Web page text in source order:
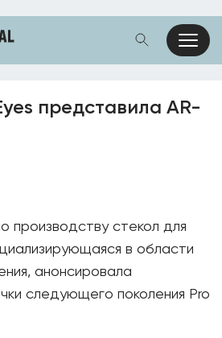
представила AR-
производству стекол для
в области
анонсировала
следующего поколения Pro